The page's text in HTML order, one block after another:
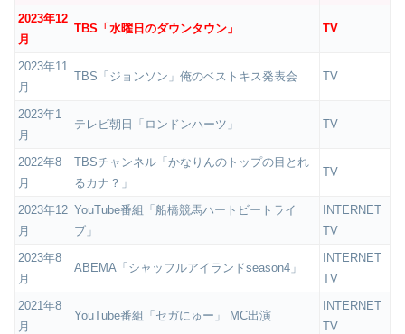
2023年12
月
TBS「水曜日のダウンタウン」 TV
2023年11
月
TBS「ジョンソン」俺のベストキス発表会 TV
2023年1
月
テレビ朝日「ロンドンハーツ」 TV
2022年8
月
TBSチャンネル「かなりんのトップの目とれ
るカナ？」
TV
2023年12
月
YouTube番組「船橋競馬ハートビートライ
ブ」
INTERNET
TV
2023年8
月
ABEMA「シャッフルアイランドseason4」
INTERNET
TV
2021年8
月
YouTube番組「セガにゅー」 MC出演
INTERNET
TV